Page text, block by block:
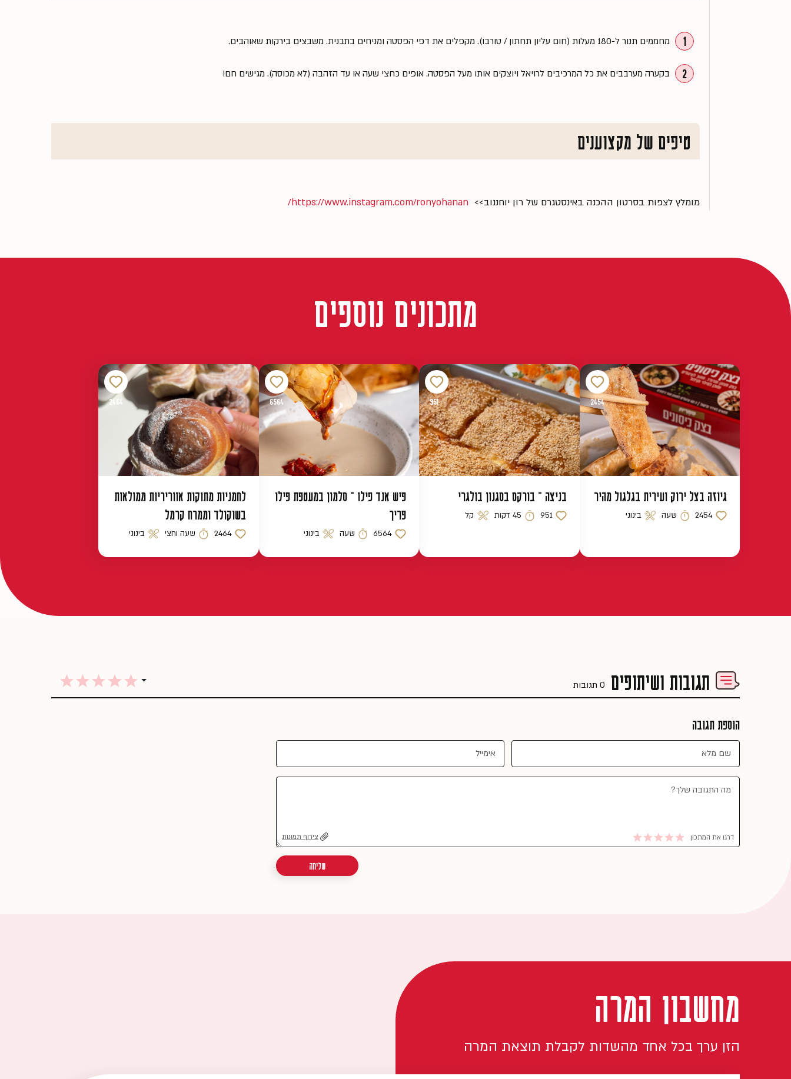
1 מחממים תנור ל-180 מעלות (חום עליון תחתון / טורבו). מקפלים את דפי הפסטה ומניחים בתבנית. משבצים בירקות שאוהבים.
2 בקערה מערבבים את כל המרכיבים לרויאל ויוצקים אותו מעל הפסטה. אופים כחצי שעה או עד הזהבה (לא מכוסה). מגישים חם!
טיפים של מקצוענים
מומלץ לצפות בסרטון ההכנה באינסטגרם של רון יוחננוב>>
מתכונים נוספים
2454
גיוזה בצל ירוק ועירית בגלגול מהיר
כמות לייקים
2454 זמן הכנה
שעה רמת קושי
בינוני
951
בניצה – בורקס בסגנון בולגרי
כמות לייקים
951 זמן הכנה
45 דקות רמת קושי
קל
6564
פיש אנד פילו – סלמון במעטפת פילו
פריך
כמות לייקים
6564 זמן הכנה
שעה רמת קושי
בינוני
2464
לחמניות מתוקות אווריריות ממולאות
בשוקולד וממרח קרמל
כמות לייקים
2464 זמן הכנהשעה וחצי רמת קושי
בינוני
תגובות ושיתופים 0 תגובות
הוספת תגובה
דרגו את המתכון צירוף תמונות
שליחה
מחשבון המרה
הזן ערך בכל אחד מהשדות לקבלת תוצאת המרה